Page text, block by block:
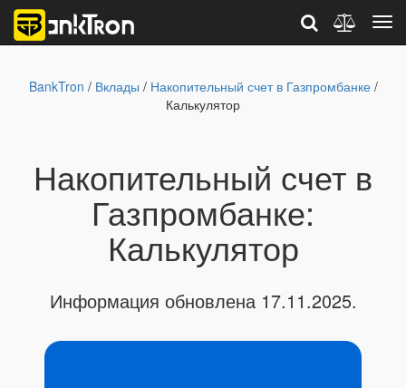
BankTron / Вклады / Накопительный счет в Газпромбанке/
Калькулятор
Накопительный счет в
Газпромбанке:
Калькулятор
Информация обновлена 17.11.2025.